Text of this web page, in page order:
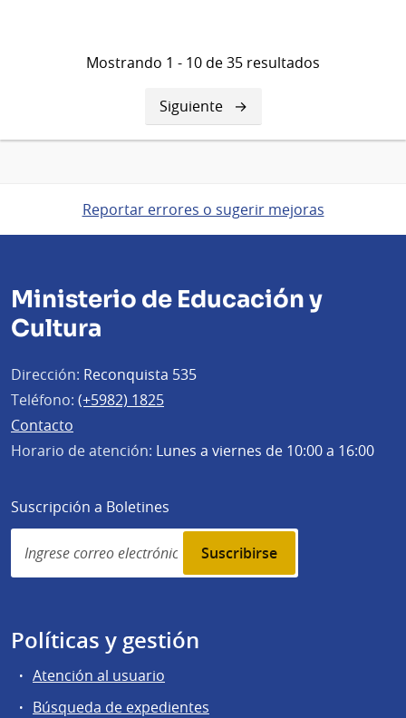
Mostrando 1 - 10 de 35 resultados
Siguiente
página
Siguiente
Reportar errores o sugerir mejoras
Ministerio de Educación y
Cultura
Dirección: Reconquista 535
Teléfono: (+5982) 1825
Contacto
Horario de atención: Lunes a viernes de 10:00 a 16:00
Suscripción a Boletines
Simplenews
subscription
Políticas y gestión
Atención al usuario
Búsqueda de expedientes